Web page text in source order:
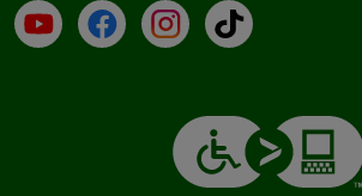
YouTube (en inglés)
Facebook (en inglés)
Instagram (en inglés)
TikTok